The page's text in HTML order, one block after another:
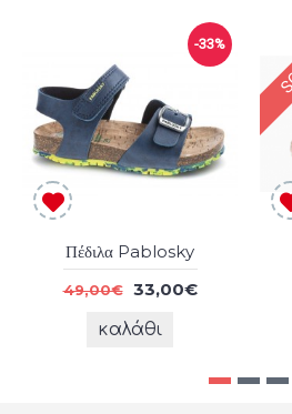
-33%
Πέδιλα Pablosky
49,00€ 33,00€
καλάθι